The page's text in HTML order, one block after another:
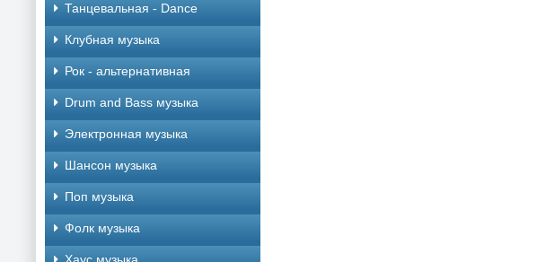
Танцевальная - Dance
Клубная музыка
Рок - альтернативная
Drum and Bass музыка
Электронная музыка
Шансон музыка
Поп музыка
Фолк музыка